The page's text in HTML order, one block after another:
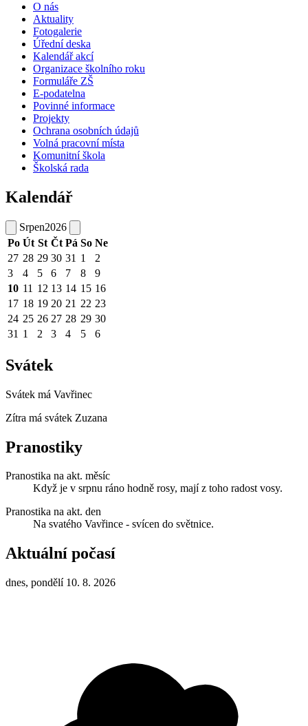
O nás
Aktuality
Fotogalerie
Úřední deska
Kalendář akcí
Organizace školního roku
Formuláře ZŠ
E-podatelna
Povinné informace
Projekty
Ochrana osobních údajů
Volná pracovní místa
Komunitní škola
Školská rada
Kalendář
Srpen2026
Po Út St Čt Pá So Ne
27 28 29 30 31 1
2
3
4 5 6 7 8
9
10 11 12 13 14 15 16
17 18 19 20 21 22 23
24 25 26 27 28 29 30
31 1 2 3 4 5 6
Svátek
Svátek má Vavřinec
Zítra má svátek Zuzana
Pranostiky
Pranostika na akt. měsíc
Když je v srpnu ráno hodně rosy, mají z toho radost vosy.
Pranostika na akt. den
Na svatého Vavřince - svícen do světnice.
Aktuální počasí
dnes, pondělí 10. 8. 2026